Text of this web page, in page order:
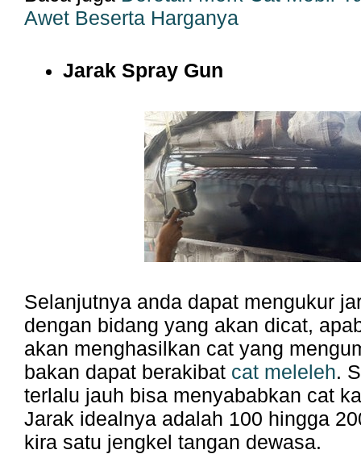
Awet Beserta Harganya
Jarak Spray Gun
Selanjutnya anda dapat mengukur
dengan bidang yang akan dicat,
akan menghasilkan cat yang
bakan dapat berakibat cat meleleh.
terlalu jauh bisa menyababkan cat
Jarak idealnya adalah 100 hingga
kira satu jengkel tangan dewasa.